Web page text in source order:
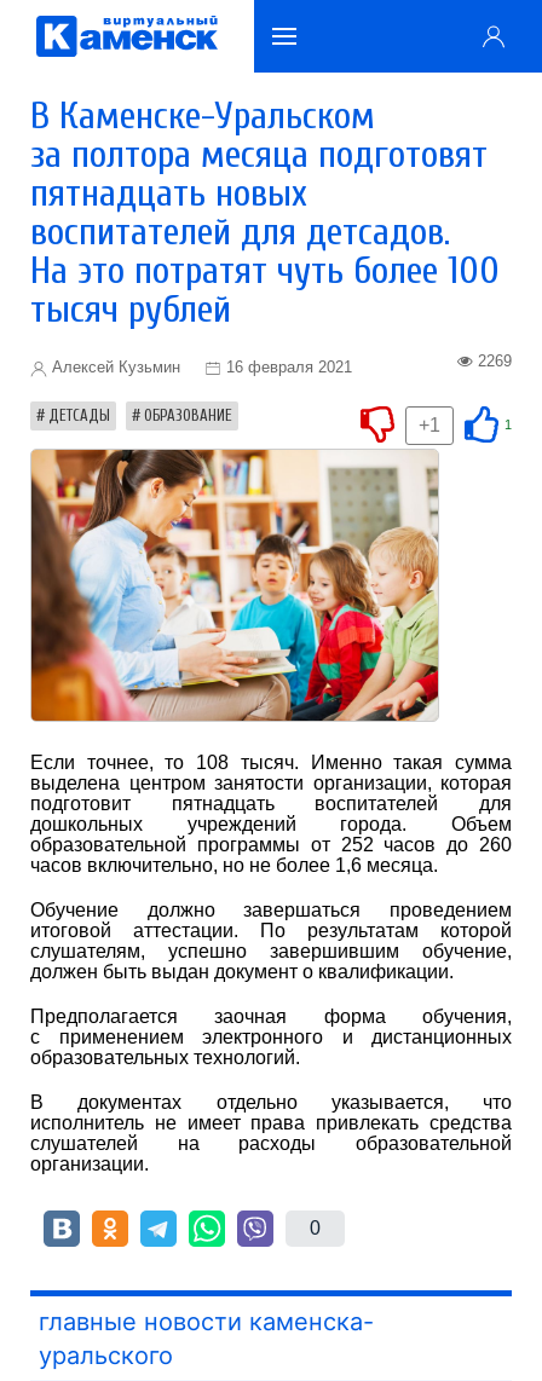
В Каменске-Уральском
за полтора месяца подготовят
пятнадцать новых
воспитателей для детсадов.
На это потратят чуть более 100
тысяч рублей
Алексей Кузьмин 16 февраля 2021 2269
ДЕТСАДЫ ОБРАЗОВАНИЕ 1
+1
Если точнее, то 108 тысяч. Именно такая сумма
выделена центром занятости организации, которая
подготовит пятнадцать воспитателей для
дошкольных учреждений города. Объем
образовательной программы от 252 часов до 260
часов включительно, но не более 1,6 месяца.
Обучение должно завершаться проведением
итоговой аттестации. По результатам которой
слушателям, успешно завершившим обучение,
должен быть выдан документ о квалификации.
Предполагается заочная форма обучения,
с применением электронного и дистанционных
образовательных технологий.
В документах отдельно указывается, что
исполнитель не имеет права привлекать средства
слушателей на расходы образовательной
организации.
0
главные новости каменска-
уральского